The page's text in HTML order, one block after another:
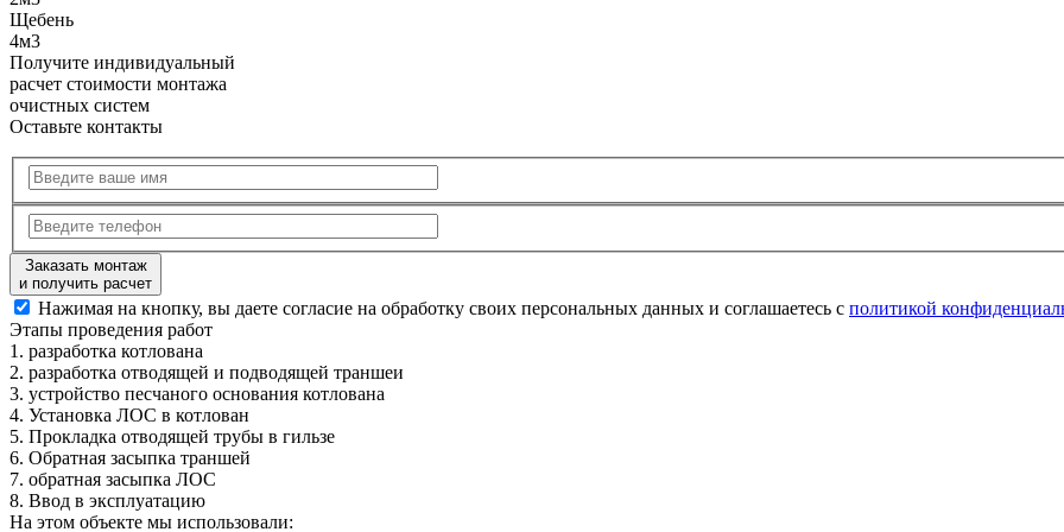
Щебень
4м3
Получите индивидуальный
расчет стоимости монтажа
очистных систем
Оставьте контакты
Заказать монтаж
и получить расчет
Нажимая на кнопку, вы даете согласие на обработку своих персональных данных и соглашаетесь с политикой
Этапы проведения работ
1. разработка котлована
2. разработка отводящей и подводящей траншеи
3. устройство песчаного основания котлована
4. Установка ЛОС в котлован
5. Прокладка отводящей трубы в гильзе
6. Обратная засыпка траншей
7. обратная засыпка ЛОС
8. Ввод в эксплуатацию
На этом объекте мы использовали: